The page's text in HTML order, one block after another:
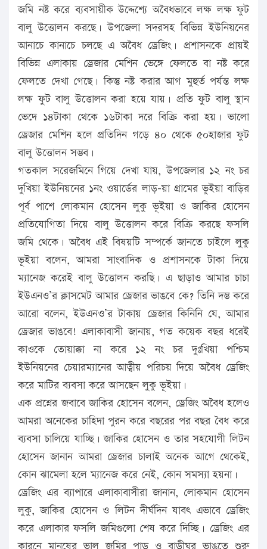
জমি নষ্ট করে ব্যবসায়ীক উদ্দেশ্যে অবৈধভাবে লক্ষ লক্ষ ফুট
বালু উত্তোলন করছে। উপজেলা সদরসহ বিভিন্ন ইউনিয়নের
আনাচে কানাচে চলছে এ অবৈধ ড্রেজিং। প্রশাসনকে প্রায়ই
বিভিন্ন এলাকায় ড্রেজার মেশিন ভেঙ্গে ফেলতে বা নষ্ট করে
ফেলতে দেখা গেছে। কিন্তু নষ্ট করার আগ মুহুর্ত পর্যন্ত লক্ষ
লক্ষ ফুট বালু উত্তোলন করা হয়ে যায়। প্রতি ফুট বালু স্থান
ভেদে ১৪টাকা থেকে ১৬টাকা দরে বিক্রি করা হয়। ভালো
ড্রেজার মেশিন হলে প্রতিদিন গড়ে ৪০ থেকে ৫০হাজার ফুট
বালু উত্তোলন সম্ভব।
গতকাল সরেজমিনে গিয়ে দেখা যায়, উপজেলার ১২ নং চর
দুখিয়া ইউনিয়নের ১নং ওয়ার্ডের লাড়–য়া গ্রামের ভুইয়া বাড়ির
পূর্ব পাশে লোকমান হোসেন লুকু ভূইয়া ও জাকির হোসেন
প্রতিযোগিতা দিয়ে বালু উত্তোলন করে বিক্রি করছে ফসলি
জমি থেকে। অবৈধ এই বিষয়টি সম্পর্কে জানতে চাইলে লুকু
ভূইয়া বলেন, আমরা সাংবাদিক ও প্রশাসনকে টাকা দিয়ে
ম্যানেজ করেই বালু উত্তোলন করছি। এ ছাড়াও আমার চাচা
ইউএনও’র ক্লাসমেট আমার ড্রেজার ভাঙবে কে? তিনি দম্ভ করে
আরো বলেন, ইউএনও’র টাকায় ড্রেজার কিনিনি যে, আমার
ড্রেজার ভাঙবে! এলাকাবাসী জানায়, গত কয়েক বছর ধরেই
কাওকে তোয়াক্কা না করে ১২ নং চর দুঃখিয়া পশ্চিম
ইউনিয়নের চেয়ারম্যানের আত্বীয় পরিচয় দিয়ে অবৈধ ড্রেজিং
করে মাটির ব্যবসা করে আসছেন লুকু ভূইয়া।
এক প্রশ্নের জবাবে জাকির হোসেন বলেন, ড্রেজিং অবৈধ হলেও
আমরা অনেকের চাহিদা পুরন করে বছরের পর বছর বৈধ করে
ব্যবসা চালিয়ে যাচ্ছি। জাকির হোসেন ও তার সহযোগী লিটন
হোসেন জানান আমরা ড্রেজার চালাই অনেক আগে থেকেই,
কোন ঝামেলা হলে ম্যানেজ করে নেই, কোন সমস্যা হয়না।
ড্রেজিং এর ব্যাপারে এলাকাবাসীরা জানান, লোকমান হোসেন
লুকু, জাকির হোসেন ও লিটন দীর্ঘদিন যাবৎ এভাবে ড্রেজিং
করে এলাকার ফসলি জমিগুলো শেষ করে দিচ্ছি। ড্রেজিং এর